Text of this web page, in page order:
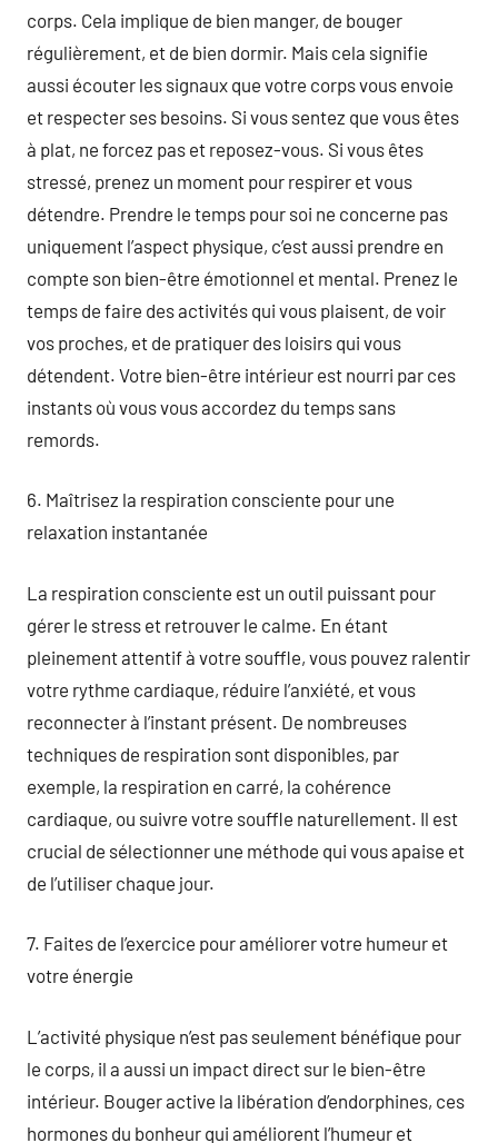
corps. Cela implique de bien manger, de bouger
régulièrement, et de bien dormir. Mais cela signifie
aussi écouter les signaux que votre corps vous envoie
et respecter ses besoins. Si vous sentez que vous êtes
à plat, ne forcez pas et reposez-vous. Si vous êtes
stressé, prenez un moment pour respirer et vous
détendre. Prendre le temps pour soi ne concerne pas
uniquement l’aspect physique, c’est aussi prendre en
compte son bien-être émotionnel et mental. Prenez le
temps de faire des activités qui vous plaisent, de voir
vos proches, et de pratiquer des loisirs qui vous
détendent. Votre bien-être intérieur est nourri par ces
instants où vous vous accordez du temps sans
remords.
6. Maîtrisez la respiration consciente pour une
relaxation instantanée
La respiration consciente est un outil puissant pour
gérer le stress et retrouver le calme. En étant
pleinement attentif à votre souffle, vous pouvez ralentir
votre rythme cardiaque, réduire l’anxiété, et vous
reconnecter à l’instant présent. De nombreuses
techniques de respiration sont disponibles, par
exemple, la respiration en carré, la cohérence
cardiaque, ou suivre votre souffle naturellement. Il est
crucial de sélectionner une méthode qui vous apaise et
de l’utiliser chaque jour.
7. Faites de l’exercice pour améliorer votre humeur et
votre énergie
L’activité physique n’est pas seulement bénéfique pour
le corps, il a aussi un impact direct sur le bien-être
intérieur. Bouger active la libération d’endorphines, ces
hormones du bonheur qui améliorent l’humeur et